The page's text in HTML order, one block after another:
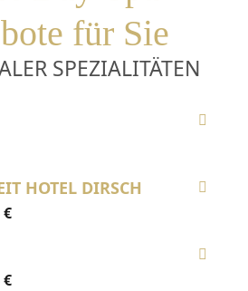
für Sie
SPEZIALITÄTEN
HOTEL DIRSCH
€
€